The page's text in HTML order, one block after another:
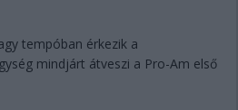
tempóban érkezik a
mindjárt átveszi a Pro-Am első